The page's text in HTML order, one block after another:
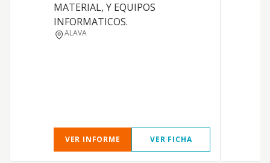
MATERIAL, Y EQUIPOS
INFORMATICOS.
ALAVA
VER INFORME VER FICHA